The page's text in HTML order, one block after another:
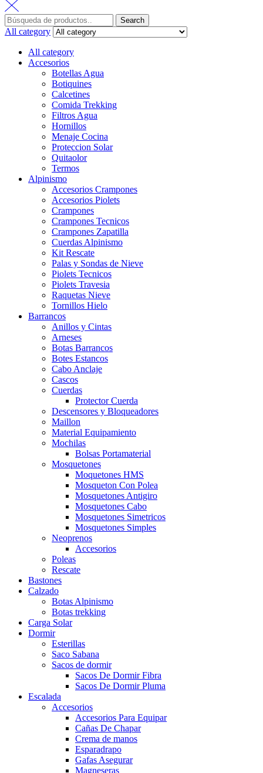
Search
All category
All category
Accesorios
Botellas Agua
Botiquines
Calcetines
Comida Trekking
Filtros Agua
Hornillos
Menaje Cocina
Proteccion Solar
Quitaolor
Termos
Alpinismo
Accesorios Crampones
Accesorios Piolets
Crampones
Crampones Tecnicos
Crampones Zapatilla
Cuerdas Alpinismo
Kit Rescate
Palas y Sondas de Nieve
Piolets Tecnicos
Piolets Travesia
Raquetas Nieve
Tornillos Hielo
Barrancos
Anillos y Cintas
Arneses
Botas Barrancos
Botes Estancos
Cabo Anclaje
Cascos
Cuerdas
Protector Cuerda
Descensores y Bloqueadores
Maillon
Material Equipamiento
Mochilas
Bolsas Portamaterial
Mosquetones
Moquetones HMS
Mosqueton Con Polea
Mosquetones Antigiro
Mosquetones Cabo
Mosquetones Simetricos
Mosquetones Simples
Neoprenos
Accesorios
Poleas
Rescate
Bastones
Calzado
Botas Alpinismo
Botas trekking
Carga Solar
Dormir
Esterillas
Saco Sabana
Sacos de dormir
Sacos De Dormir Fibra
Sacos De Dormir Pluma
Escalada
Accesorios
Accesorios Para Equipar
Cañas De Chapar
Crema de manos
Esparadrapo
Gafas Asegurar
Magneseras